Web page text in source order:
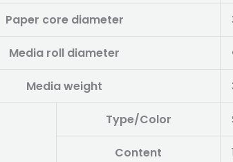
Paper core diameter
Media roll diameter
Media weight
Type/Color
Content